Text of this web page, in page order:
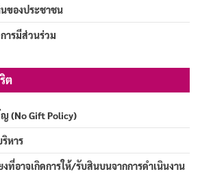
ของประชาชน
ารมีส่วนร่วม
ต
(No Gift Policy)
หาร
งที่อาจเกิดการให้/รับสินบนจากการดำเนินงาน